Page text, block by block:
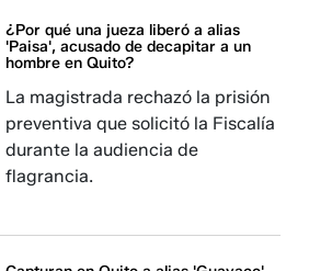
¿Por qué una jueza liberó a alias
'Paisa', acusado de decapitar a un
hombre en Quito?
La magistrada rechazó la prisión
preventiva que solicitó la Fiscalía
durante la audiencia de
flagrancia.